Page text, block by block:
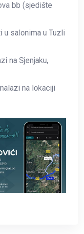
bb (sjedište
salonima u Tuzli
na Sjenjaku,
na lokaciji